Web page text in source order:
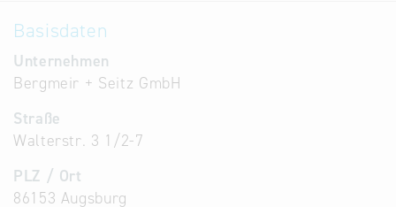
Basisdaten
Unternehmen
Bergmeir + Seitz GmbH
Straße
Walterstr. 3 1/2-7
PLZ / Ort
86153 Augsburg